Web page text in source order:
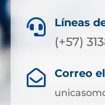
 Líneas
(+57)
 Correo